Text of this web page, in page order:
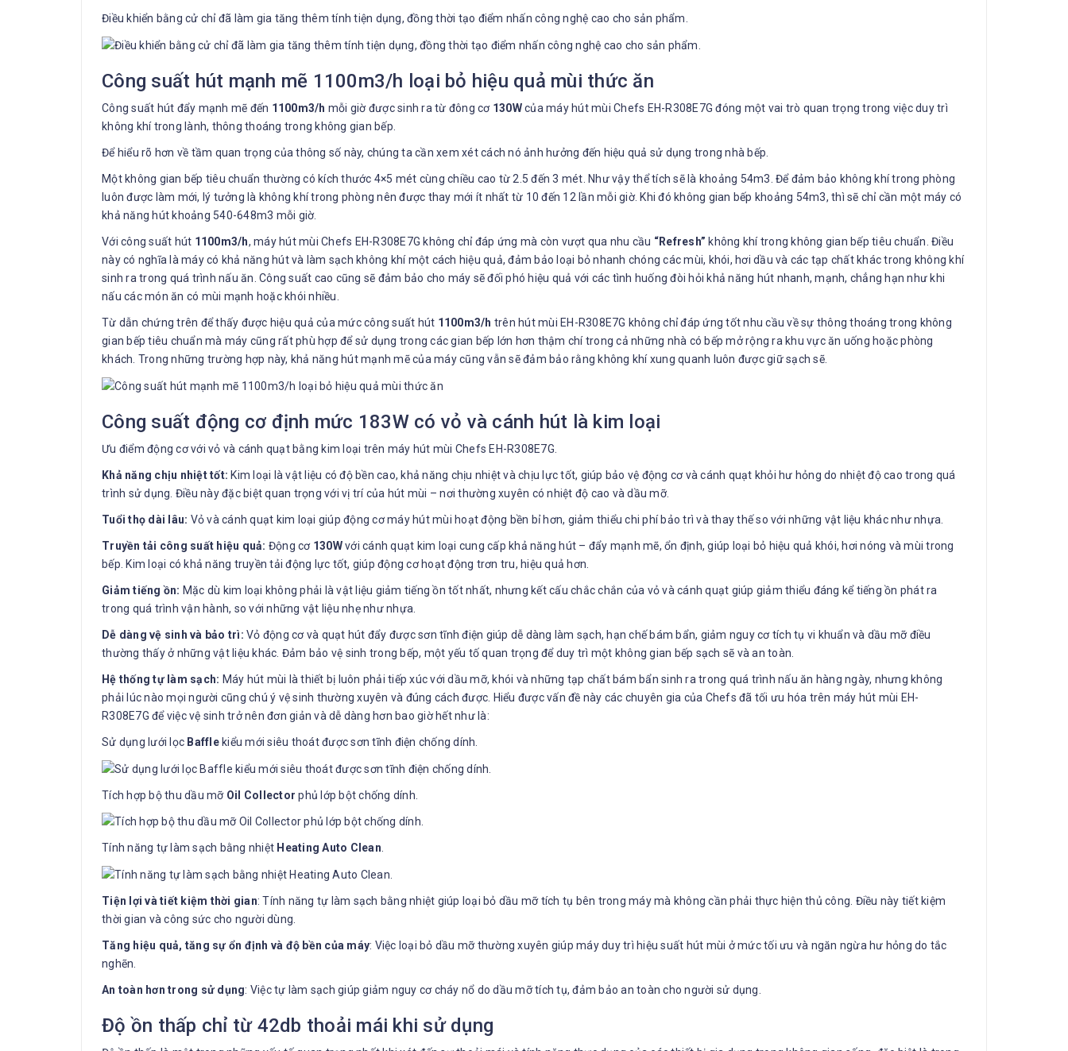
Điều khiển bằng cử chỉ đã làm gia tăng thêm tính tiện dụng, đồng thời tạo điểm nhấn công nghệ cao cho sản phẩm.
Công suất hút mạnh mẽ 1100m3/h loại bỏ hiệu quả mùi thức ăn
Công suất hút đẩy mạnh mẽ đến 1100m3/h mỗi giờ được sinh ra từ đông cơ 130Wcủa máy hút mùi Chefs EH-R308E7G đóng một vai trò quan trọng trong việc duy trì
không khí trong lành, thông thoáng trong không gian bếp.
Để hiểu rõ hơn về tầm quan trọng của thông số này, chúng ta cần xem xét cách nó ảnh hưởng đến hiệu quả sử dụng trong nhà bếp.
Một không gian bếp tiêu chuẩn thường có kích thước 4×5 mét cùng chiều cao từ 2.5 đến 3 mét. Như vậy thể tích sẽ là khoảng 54m3. Để đảm bảo không khí trong phòng
luôn được làm mới, lý tưởng là không khí trong phòng nên được thay mới ít nhất từ 10 đến 12 lần mỗi giờ. Khi đó không gian bếp khoảng 54m3, thì sẽ chỉ cần một máy có
khả năng hút khoảng 540-648m3 mỗi giờ.
Với công suất hút 1100m3/h, máy hút mùi Chefs EH-R308E7G không chỉ đáp ứng mà còn vượt qua nhu cầu “Refresh” không khí trong không gian bếp tiêu chuẩn. Điều
này có nghĩa là máy có khả năng hút và làm sạch không khí một cách hiệu quả, đảm bảo loại bỏ nhanh chóng các mùi, khói, hơi dầu và các tạp chất khác trong không khí
sinh ra trong quá trình nấu ăn. Công suất cao cũng sẽ đảm bảo cho máy sẽ đối phó hiệu quả với các tình huống đòi hỏi khả năng hút nhanh, mạnh, chẳng hạn như khi
nấu các món ăn có mùi mạnh hoặc khói nhiều.
Từ dẫn chứng trên để thấy được hiệu quả của mức công suất hút 1100m3/h trên hút mùi EH-R308E7G không chỉ đáp ứng tốt nhu cầu về sự thông thoáng trong không
gian bếp tiêu chuẩn mà máy cũng rất phù hợp để sử dụng trong các gian bếp lớn hơn thậm chí trong cả những nhà có bếp mở rộng ra khu vực ăn uống hoặc phòng
khách. Trong những trường hợp này, khả năng hút mạnh mẽ của máy cũng vẫn sẽ đảm bảo rằng không khí xung quanh luôn được giữ sạch sẽ.
Công suất động cơ định mức 183W có vỏ và cánh hút là kim loại
Ưu điểm động cơ với vỏ và cánh quạt bằng kim loại trên máy hút mùi Chefs EH-R308E7G.
Khả năng chịu nhiệt tốt: Kim loại là vật liệu có độ bền cao, khả năng chịu nhiệt và chịu lực tốt, giúp bảo vệ động cơ và cánh quạt khỏi hư hỏng do nhiệt độ cao trong quá
trình sử dụng. Điều này đặc biệt quan trọng với vị trí của hút mùi – nơi thường xuyên có nhiệt độ cao và dầu mỡ.
Tuổi thọ dài lâu: Vỏ và cánh quạt kim loại giúp động cơ máy hút mùi hoạt động bền bỉ hơn, giảm thiểu chi phí bảo trì và thay thế so với những vật liệu khác như nhựa.
Truyền tải công suất hiệu quả: Động cơ 130Wvới cánh quạt kim loại cung cấp khả năng hút – đẩy mạnh mẽ, ổn định, giúp loại bỏ hiệu quả khói, hơi nóng và mùi trong
bếp. Kim loại có khả năng truyền tải động lực tốt, giúp động cơ hoạt động trơn tru, hiệu quả hơn.
Giảm tiếng ồn: Mặc dù kim loại không phải là vật liệu giảm tiếng ồn tốt nhất, nhưng kết cấu chắc chắn của vỏ và cánh quạt giúp giảm thiểu đáng kể tiếng ồn phát ra
trong quá trình vận hành, so với những vật liệu nhẹ như nhựa.
Dễ dàng vệ sinh và bảo trì: Vỏ động cơ và quạt hút đẩy được sơn tĩnh điện giúp dễ dàng làm sạch, hạn chế bám bẩn, giảm nguy cơ tích tụ vi khuẩn và dầu mỡ điều
thường thấy ở những vật liệu khác. Đảm bảo vệ sinh trong bếp, một yếu tố quan trọng để duy trì một không gian bếp sạch sẽ và an toàn.
Hệ thống tự làm sạch: Máy hút mùi là thiết bị luôn phải tiếp xúc với dầu mỡ, khói và những tạp chất bám bẩn sinh ra trong quá trình nấu ăn hàng ngày, nhưng không
phải lúc nào mọi người cũng chú ý vệ sinh thường xuyên và đúng cách được. Hiểu được vấn đề này các chuyên gia của Chefs đã tối ưu hóa trên máy hút mùi EH-
R308E7G để việc vệ sinh trở nên đơn giản và dễ dàng hơn bao giờ hết như là:
Sử dụng lưới lọc Bafflekiểu mới siêu thoát được sơn tĩnh điện chống dính.
Tích hợp bộ thu dầu mỡ Oil Collector phủ lớp bột chống dính.
Tính năng tự làm sạch bằng nhiệt Heating Auto Clean.
Tiện lợi và tiết kiệm thời gian: Tính năng tự làm sạch bằng nhiệt giúp loại bỏ dầu mỡ tích tụ bên trong máy mà không cần phải thực hiện thủ công. Điều này tiết kiệm
thời gian và công sức cho người dùng.
Tăng hiệu quả, tăng sự ổn định và độ bền của máy: Việc loại bỏ dầu mỡ thường xuyên giúp máy duy trì hiệu suất hút mùi ở mức tối ưu và ngăn ngừa hư hỏng do tắc
nghẽn.
An toàn hơn trong sử dụng: Việc tự làm sạch giúp giảm nguy cơ cháy nổ do dầu mỡ tích tụ, đảm bảo an toàn cho người sử dụng.
Độ ồn thấp chỉ từ 42db thoải mái khi sử dụng